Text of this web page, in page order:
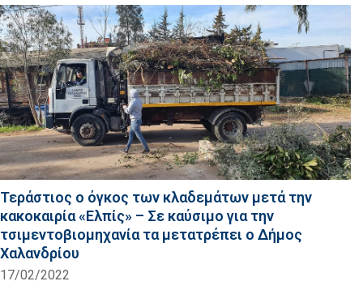
Τεράστιος ο όγκος των κλαδεμάτων μετά την
κακοκαιρία «Ελπίς» – Σε καύσιμο για την
τσιμεντοβιομηχανία τα μετατρέπει ο Δήμος
Χαλανδρίου
17/02/2022